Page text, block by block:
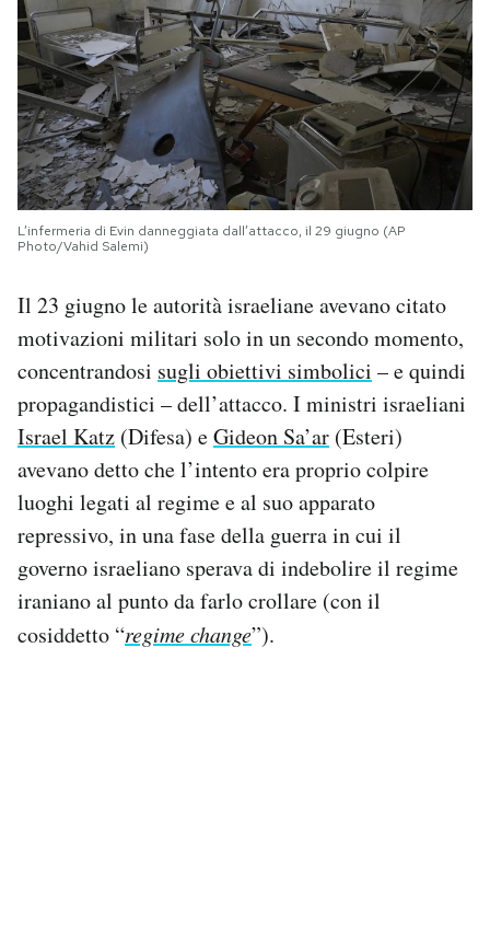
L’infermeria di Evin danneggiata dall’attacco, il 29 giugno (AP
Photo/Vahid Salemi)
Il 23 giugno le autorità israeliane avevano citato
motivazioni militari solo in un secondo momento,
concentrandosi sugli obiettivi simbolici – e quindi
propagandistici – dell’attacco. I ministri israeliani
Israel Katz (Difesa) eGideon Sa’ar (Esteri)
avevano detto che l’intento era proprio colpire
luoghi legati al regime e al suo apparato
repressivo, in una fase della guerra in cui il
governo israeliano sperava di indebolire il regime
iraniano al punto da farlo crollare (con il
cosiddetto “regime change”).